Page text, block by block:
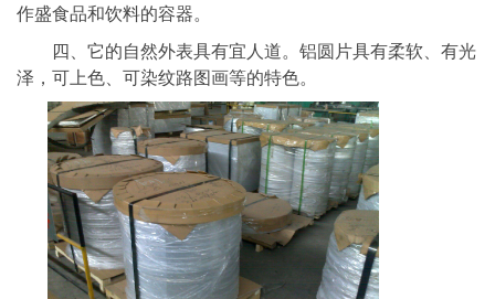
作盛食品和饮料的容器。
四、它的自然外表具有宜人道。铝圆片具有柔软、有光
泽，可上色、可染纹路图画等的特色。